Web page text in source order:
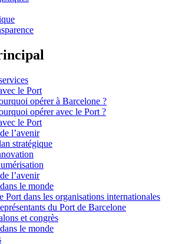
le Port
opérer à Barcelone ?
opérer avec le Port ?
le Port
l’avenir
stratégique
l’avenir
le monde
Port dans les organisations internationales
du Port de Barcelone
et congrès
le monde